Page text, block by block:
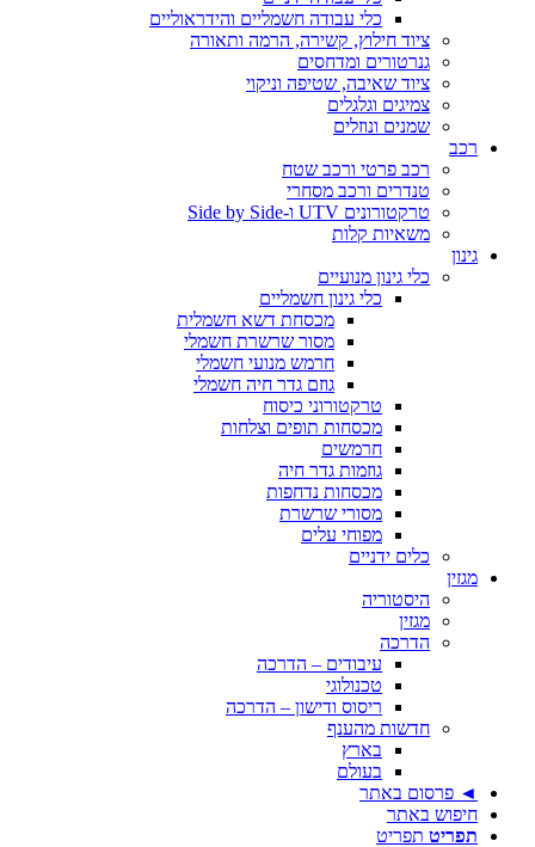
כלי עבודה חשמליים והידראוליים
ציוד חילוץ, קשירה, הרמה ותאורה
גנרטורים ומדחסים
ציוד שאיבה, שטיפה וניקוי
צמיגים וגלגלים
שמנים ונוזלים
רכב
רכב פרטי ורכב שטח
טנדרים ורכב מסחרי
טרקטורונים UTV ו-Side by Side
משאיות קלות
גינון
כלי גינון מנועיים
כלי גינון חשמליים
מכסחת דשא חשמלית
מסור שרשרת חשמלי
חרמש מנועי חשמלי
גוזם גדר חיה חשמלי
טרקטורוני כיסוח
מכסחות תופים וצלחות
חרמשים
גוזמות גדר חיה
מכסחות נדחפות
מסורי שרשרת
מפוחי עלים
כלים ידניים
מגזין
היסטוריה
מגזין
הדרכה
עיבודים – הדרכה
טכנולוגי
ריסוס ודישון – הדרכה
חדשות מהענף
בארץ
בעולם
◄ פרסום באתר
חיפוש באתר
תפריט תפריט